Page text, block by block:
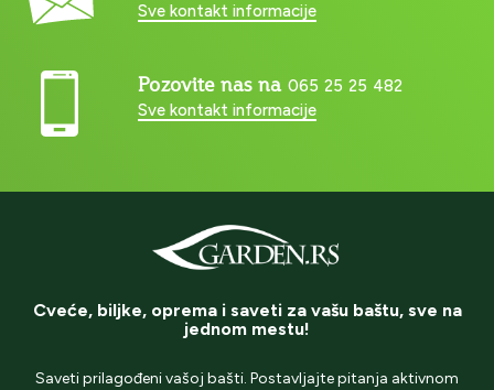
Sve kontakt informacije
Pozovite nas na 065 25 25 482
Sve kontakt informacije
Cveće, biljke, oprema i saveti za vašu baštu, sve na
jednom mestu!
Saveti prilagođeni vašoj bašti. Postavljajte pitanja aktivnom